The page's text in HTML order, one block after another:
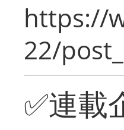
https://
22/
✅連載